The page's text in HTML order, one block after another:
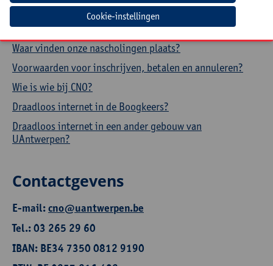
Hoe een aanwezigheidsattest downloaden?
Hoe je profiel aanpassen?
Waar vinden onze nascholingen plaats?
Voorwaarden voor inschrijven, betalen en annuleren?
Wie is wie bij CNO?
Draadloos internet in de Boogkeers?
Draadloos internet in een ander gebouw van
UAntwerpen?
Contactgevens
E-mail:cno@uantwerpen.be
Tel.: 03 265 29 60
IBAN: BE34 7350 0812 9190
Cookie-instellingen